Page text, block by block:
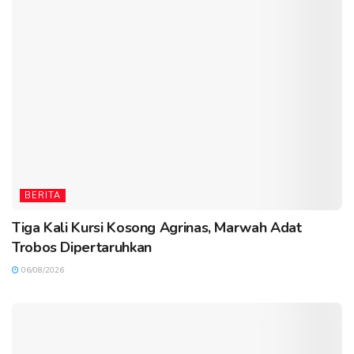
BERITA
Tiga Kali Kursi Kosong Agrinas, Marwah Adat
Trobos Dipertaruhkan
06/08/2026